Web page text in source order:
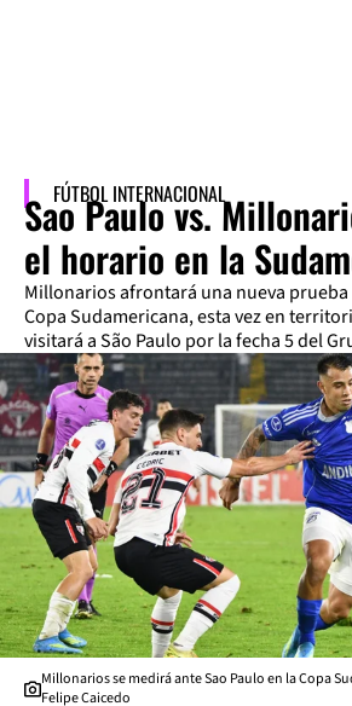
FÚTBOL INTERNACIONAL
Sao Paulo vs.
el horario en la
Millonarios afrontará una nueva
Copa Sudamericana, esta vez en
visitará a São Paulo por la fecha 5 del
Millonarios se medirá ante Sao Paulo en la Copa
Felipe Caicedo